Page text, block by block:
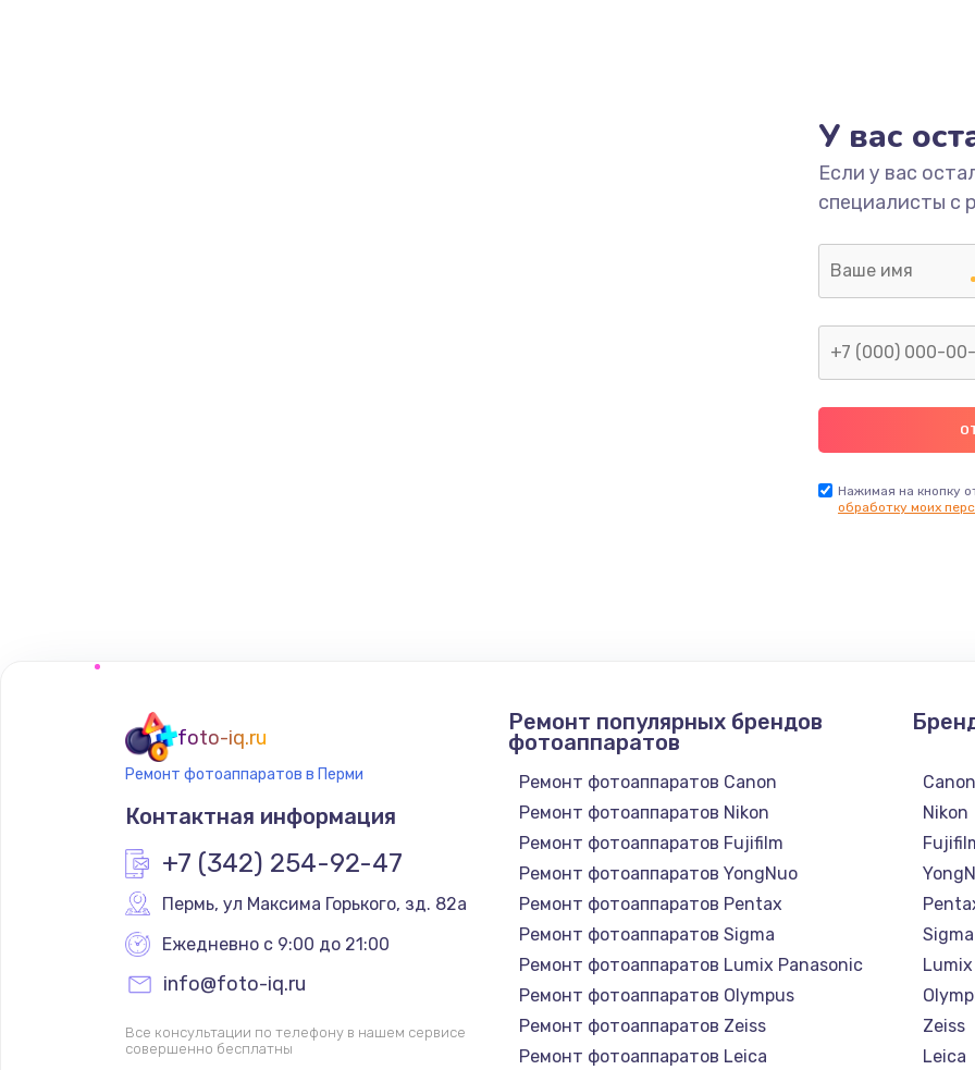
У вас
Если у вас
специалисты с
Нажимая на кнопку
обработку моих
foto-iq.ru
Ремонт фотоаппаратов в Перми
Контактная информация
+7 (342) 254-92-47
Пермь, ул Максима Горького, зд. 82а
Ежедневно с 9:00 до 21:00
info@foto-iq.ru
Все консультации по телефону в нашем сервисе
совершенно бесплатны
Ремонт популярных брендов
фотоаппаратов
Ремонт фотоаппаратов Canon
Ремонт фотоаппаратов Nikon
Ремонт фотоаппаратов Fujifilm
Ремонт фотоаппаратов YongNuo
Ремонт фотоаппаратов Pentax
Ремонт фотоаппаратов Sigma
Ремонт фотоаппаратов Lumix Panasonic
Ремонт фотоаппаратов Olympus
Ремонт фотоаппаратов Zeiss
Ремонт фотоаппаратов Leica
Canon
Nikon
Sigma
Zeiss
Leica